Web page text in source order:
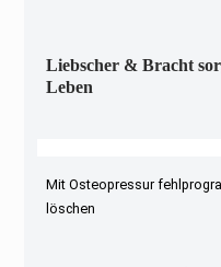
Liebscher & Bracht
Leben
Mit Osteopressur
löschen